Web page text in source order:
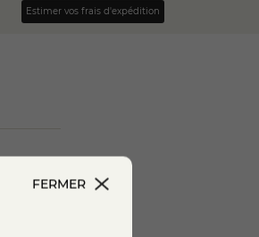
Estimer vos frais d'expédition
FERMER